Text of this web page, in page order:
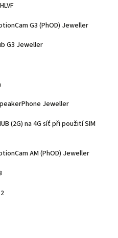
G3 (PhOD) Jeweller
G3 Jeweller
Jeweller
(2G) na 4G síť při použití SIM
AM (PhOD) Jeweller